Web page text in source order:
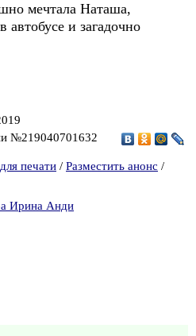
мечтала Наташа,
автобусе и загадочно
№219040701632
печати / Разместить анонс /
Ирина Анди